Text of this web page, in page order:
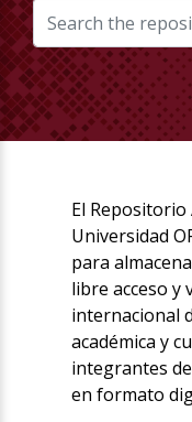
El Repositorio
Universidad
para
libre acceso y
internacional
académica y
integrantes
en formato